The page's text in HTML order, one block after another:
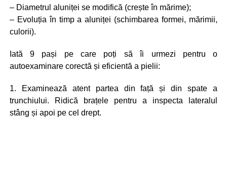
– Diametrul aluniței se modifică (crește în mărime);
– Evoluția în timp a aluniței (schimbarea formei, mărimii,
culorii).
Iată 9 pași pe care poți să îi urmezi pentru o
autoexaminare corectă și eficientă a pielii:
1. Examinează atent partea din față și din spate a
trunchiului. Ridică brațele pentru a inspecta lateralul
stâng și apoi pe cel drept.